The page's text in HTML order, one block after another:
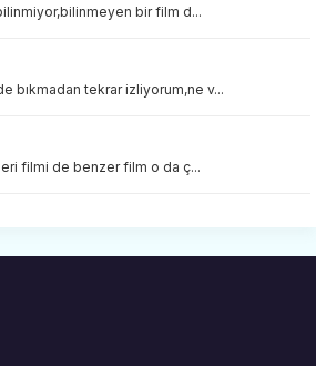
bir film d...
bıkmadan tekrar izliyorum,ne v...
filmi de benzer film o da ç...